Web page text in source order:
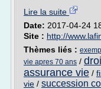
Lire la suite
Date: 2017-04-24
Site : http://
Thèmes liés :
vie apres 70 ans /
assurance vie /
vie / succession